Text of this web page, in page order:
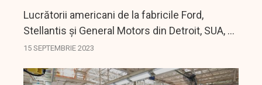
Lucrătorii americani de la fabricile Ford,
Stellantis și General Motors din Detroit, SUA, au
intrat vineri în grevă după un inconvenient
15 SEPTEMBRIE 2023